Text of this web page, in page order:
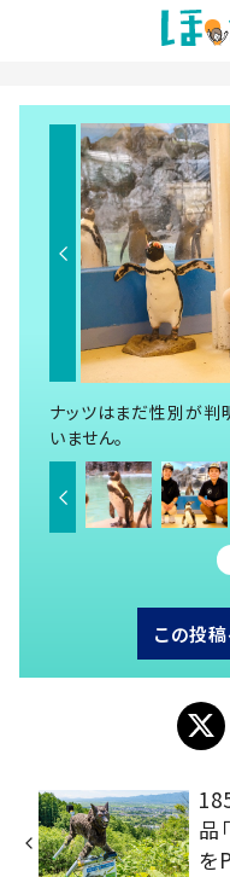
ナッツはまだ性別が判
いません。
この投
品
を